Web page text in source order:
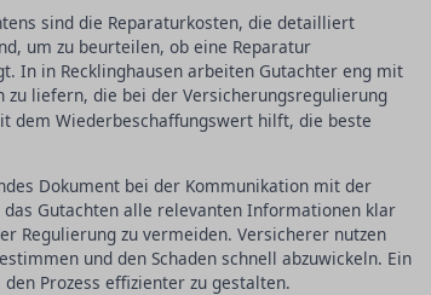
sind die Reparaturkosten, die detailliert
um zu beurteilen, ob eine Reparatur
In in Recklinghausen arbeiten Gutachter eng mit
zu liefern, die bei der Versicherungsregulierung
dem Wiederbeschaffungswert hilft, die beste
Dokument bei der Kommunikation mit der
Gutachten alle relevanten Informationen klar
Regulierung zu vermeiden. Versicherer nutzen
und den Schaden schnell abzuwickeln. Ein
Prozess effizienter zu gestalten.